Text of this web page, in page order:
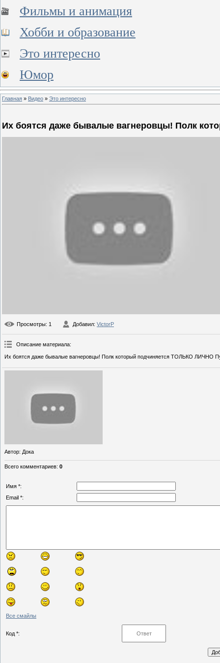
Фильмы и анимация
Хобби и образование
Это интересно
Юмор
Главная » Видео » Это интересно
Их боятся даже бывалые вaгнepовцы! Полк
Просмотры: 1 Добавил: VictorP
Описание материала:
Их боятся даже бывалые вaгнepовцы! Полк который подчиняется ТОЛЬКО ЛИЧНО
Автор: Дока
Всего комментариев: 0
Имя *:
Email *:
Все смайлы
Код *: